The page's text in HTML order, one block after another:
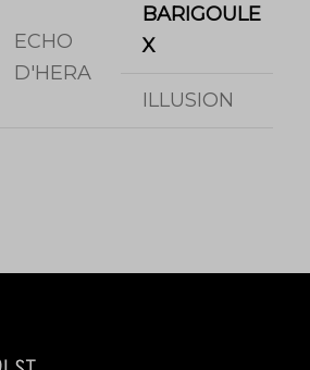
ECHO
D'HERA
BARIGOULE
X
ILLUSION